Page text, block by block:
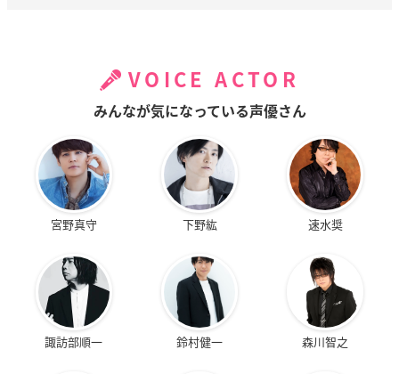
VOICE ACTOR
みんなが気になっている声優さん
宮野真守 下野紘 速水奨
諏訪部順一 鈴村健一 森川智之